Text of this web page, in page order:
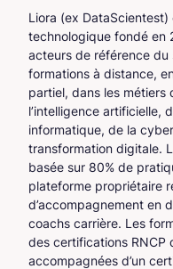
Liora (ex
technologique fondé en
acteurs de référence du
formations à distance,
partiel, dans les
l’intelligence artificielle,
informatique, de la
transformation digitale.
basée sur 80% de
plateforme propriétaire
d’accompagnement en
coachs carrière. Les
des certifications RNCP
accompagnées d’un